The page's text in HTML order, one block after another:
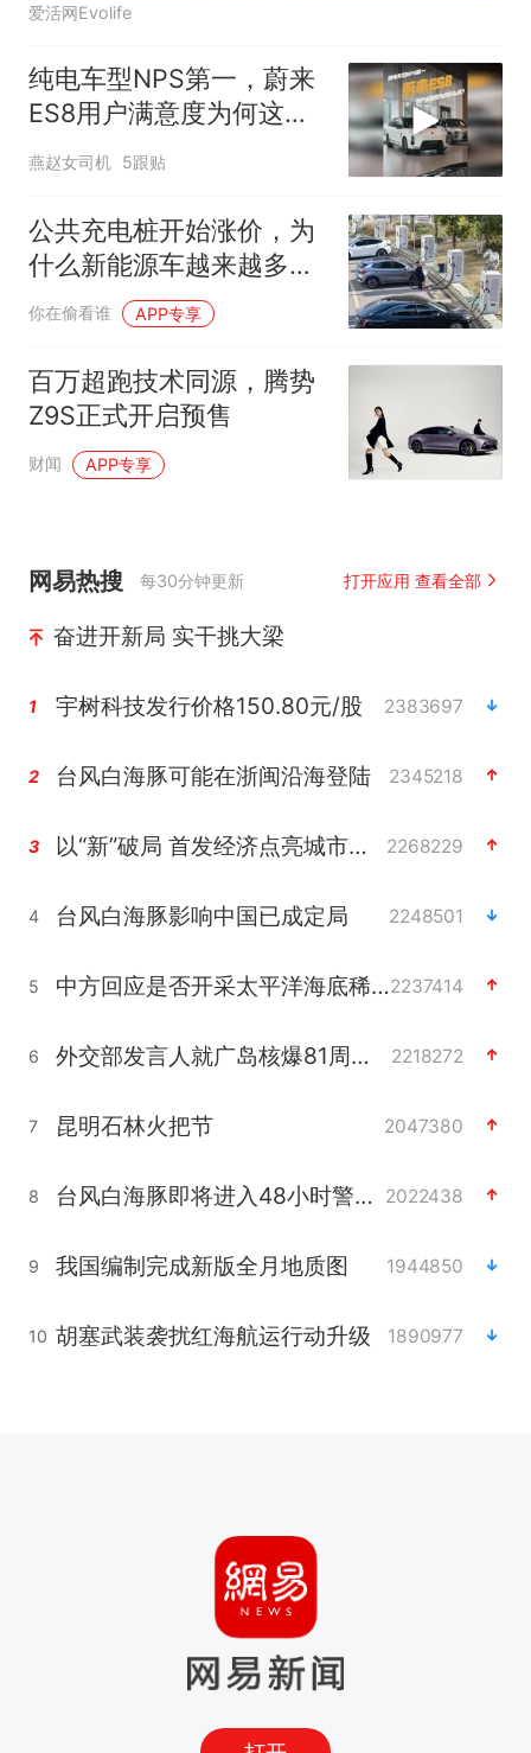
爱活网Evolife
纯电车型NPS第一，蔚来
ES8用户满意度为何这么
高？
燕赵女司机 5跟贴
公共充电桩开始涨价，为
什么新能源车越来越多，
充电却越来越贵？
你在偷看谁 APP专享
百万超跑技术同源，腾势
Z9S正式开启预售
财闻 APP专享
网易热搜 每30分钟更新 打开应用 查看全部
奋进开新局 实干挑大梁
1 宇树科技发行价格150.80元/股 2383697
2 台风白海豚可能在浙闽沿海登陆 2345218
3 以“新”破局 首发经济点亮城市消费活力 2268229
4 台风白海豚影响中国已成定局 2248501
5 中方回应是否开采太平洋海底稀土资源2237414
6 外交部发言人就广岛核爆81周年等答记者问 2218272
7 昆明石林火把节 2047380
8 台风白海豚即将进入48小时警戒线 2022438
9 我国编制完成新版全月地质图 1944850
10 胡塞武装袭扰红海航运行动升级 1890977